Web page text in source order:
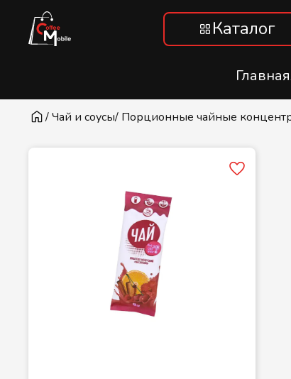
Каталог
Главная
/ Чай и соусы/ Порционные чайные